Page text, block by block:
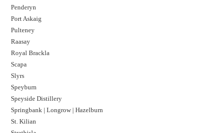
Penderyn
Port Askaig
Pulteney
Raasay
Royal Brackla
Scapa
Slyrs
Speyburn
Speyside Distillery
Springbank | Longrow | Hazelburn
St. Kilian